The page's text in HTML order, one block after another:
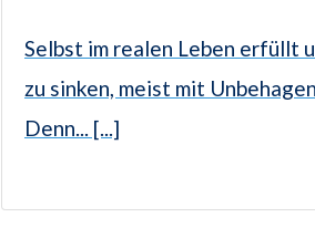
Selbst im realen Leben erfüllt
zu sinken, meist mit
Denn... [...]